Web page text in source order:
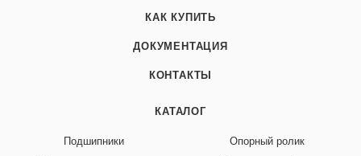
КАК КУПИТЬ
ДОКУМЕНТАЦИЯ
КОНТАКТЫ
КАТАЛОГ
Подшипники
Опорный ролик